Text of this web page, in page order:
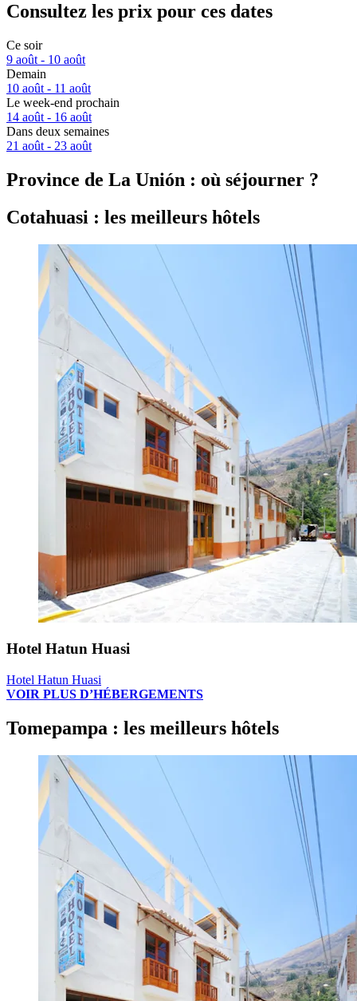
Consultez les prix pour ces dates
Ce soir
9 août - 10 août
Demain
10 août - 11 août
Le week-end prochain
14 août - 16 août
Dans deux semaines
21 août - 23 août
Province de La Unión : où séjourner ?
Cotahuasi : les meilleurs hôtels
Hotel Hatun Huasi
Hotel Hatun Huasi
VOIR PLUS D’HÉBERGEMENTS
Tomepampa : les meilleurs hôtels